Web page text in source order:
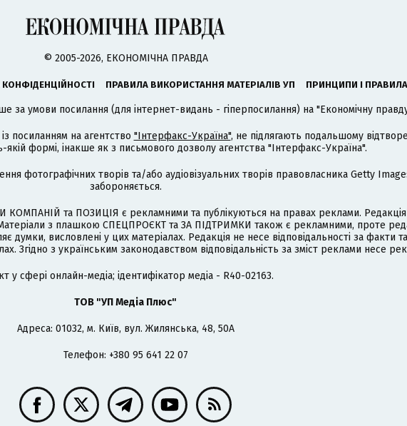
© 2005-2026, ЕКОНОМІЧНА ПРАВДА
КОНФІДЕНЦІЙНОСТІ ПРАВИЛА ВИКОРИСТАННЯ МАТЕРІАЛІВ УП ПРИНЦИПИ І
за умови посилання (для інтернет-видань - гіперпосилання) на "Економічну
посиланням на агентство "Інтерфакс-Україна", не підлягають подальшому
формі, інакше як з письмового дозволу агентства "Інтерфакс-Україна".
фотографічних творів та/або аудіовізуальних творів правовласника Getty
забороняється.
КОМПАНІЙ та ПОЗИЦІЯ є рекламними та публікуються на правах реклами.
Матеріали з плашкою СПЕЦПРОЄКТ та ЗА ПІДТРИМКИ також є рекламними, проте
думки, висловлені у цих матеріалах. Редакція не несе відповідальності за факти
Згідно з українським законодавством відповідальність за зміст реклами несе
у сфері онлайн-медіа; ідентифікатор медіа - R40-02163.
ТОВ "УП Медіа Плюс"
Адреса: 01032, м. Київ, вул. Жилянська, 48, 50А
Телефон: +380 95 641 22 07